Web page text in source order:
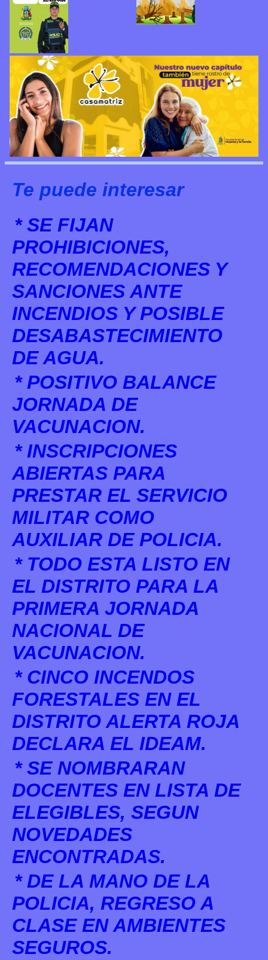
Te puede interesar
* SE FIJAN
PROHIBICIONES,
RECOMENDACIONES Y
SANCIONES ANTE
INCENDIOS Y POSIBLE
DESABASTECIMIENTO
DE AGUA.
* POSITIVO BALANCE
JORNADA DE
VACUNACION.
* INSCRIPCIONES
ABIERTAS PARA
PRESTAR EL SERVICIO
MILITAR COMO
AUXILIAR DE POLICIA.
* TODO ESTA LISTO EN
EL DISTRITO PARA LA
PRIMERA JORNADA
NACIONAL DE
VACUNACION.
* CINCO INCENDOS
FORESTALES EN EL
DISTRITO ALERTA ROJA
DECLARA EL IDEAM.
* SE NOMBRARAN
DOCENTES EN LISTA DE
ELEGIBLES, SEGUN
NOVEDADES
ENCONTRADAS.
* DE LA MANO DE LA
POLICIA, REGRESO A
CLASE EN AMBIENTES
SEGUROS.